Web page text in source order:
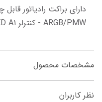
ARGB/PMW - کنترلر LED A1
مشخصات محصول
نظر کاربران